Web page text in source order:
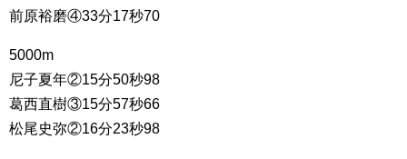
前原裕磨④33分17秒70
5000m
尼子夏年②15分50秒98
葛西直樹③15分57秒66
松尾史弥②16分23秒98